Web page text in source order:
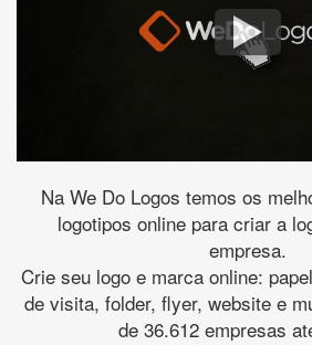
Na We Do Logos temos os
logotipos online para criar a
empresa.
Crie seu logo e marca online:
de visita, folder, flyer, website e
de 36.612 empresas